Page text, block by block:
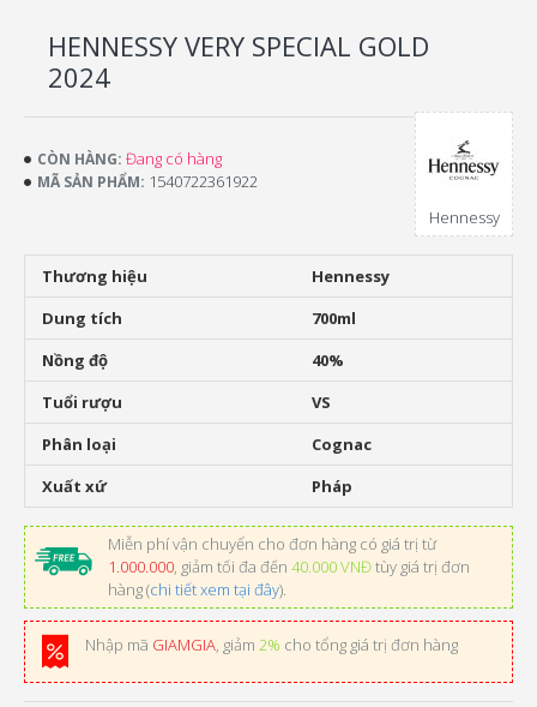
HENNESSY VERY SPECIAL GOLD
2024
Thương hiệu
Hennessy
Dung tích
700ml
Nồng độ
40%
Tuổi rượu
VS
Phân loại
Cognac
Xuất xứ
Pháp
Miễn phí vận chuyển cho đơn hàng có giá trị từ
1.000.000, giảm tối đa đến 40.000 VNĐtùy giá trị đơn
hàng (chi tiết xem tại đây).
Nhập mã GIAMGIA, giảm 2% cho tổng giá trị đơn hàng
CÒN HÀNG: Đang có hàng
MÃ SẢN PHẨM: 1540722361922
Hennessy